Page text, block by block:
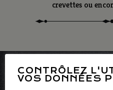
crevettes ou
Découvrir
CONTRÔLEZ
VOS DONNÉES